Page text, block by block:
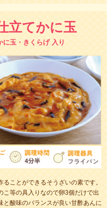
立てかに玉
に玉・きくらげ 入り
ことができるそうざいの素です。
こ等の具入りなので卵3個だけで出
酸味のバランスが良い甘酢あんに